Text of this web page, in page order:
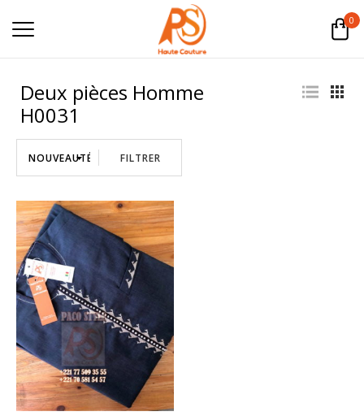
0
Deux pièces Homme
H0031
FILTRER